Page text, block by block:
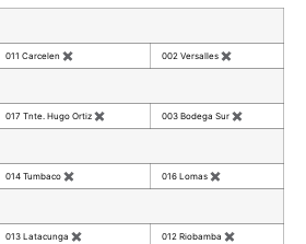
011 Carcelen ✖ 002 Versalles ✖
017 Tnte. Hugo Ortiz ✖ 003 Bodega Sur ✖
014 Tumbaco ✖ 016 Lomas ✖
013 Latacunga ✖ 012 Riobamba ✖